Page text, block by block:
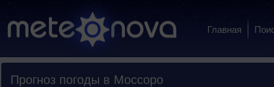
Главная
Прогноз погоды в Моссоро